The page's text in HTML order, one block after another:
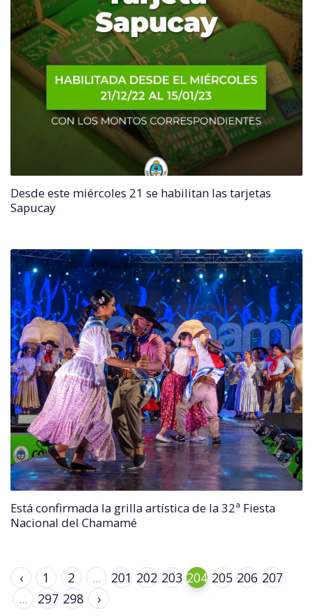
Desde este miércoles 21 se habilitan las tarjetas
Sapucay
Está confirmada la grilla artística de la 32ª Fiesta
Nacional del Chamamé
‹ 1 2 ... 201 202 203 204 205 206 207
...
297 298 ›